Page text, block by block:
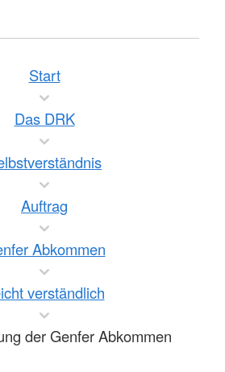
Start
Das DRK
Auftrag
Abkommen
verständlich
der Genfer Abkommen